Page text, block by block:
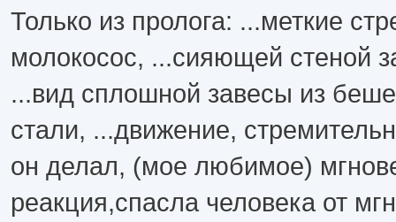
Только из пролога: ...меткие
молокосос, ...сияющей стеной
...вид сплошной завесы из
стали, ...движение,
он делал, (мое любимое)
реакция,спасла человека от